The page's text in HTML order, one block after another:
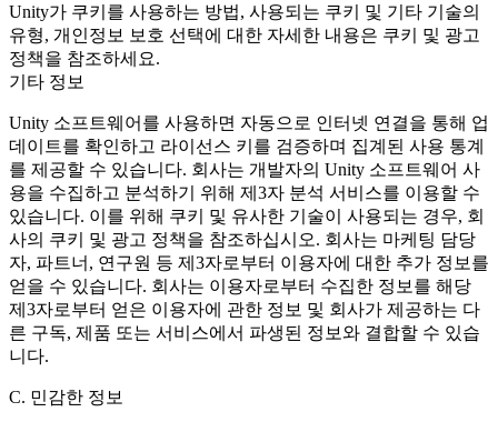
Unity가 쿠키를 사용하는 방법, 사용되는 쿠키 및 기타 기술의
유형, 개인정보 보호 선택에 대한 자세한 내용은 쿠키 및 광고
정책을 참조하세요.
기타 정보
Unity 소프트웨어를 사용하면 자동으로 인터넷 연결을 통해 업
데이트를 확인하고 라이선스 키를 검증하며 집계된 사용 통계
를 제공할 수 있습니다. 회사는 개발자의 Unity 소프트웨어 사
용을 수집하고 분석하기 위해 제3자 분석 서비스를 이용할 수
있습니다. 이를 위해 쿠키 및 유사한 기술이 사용되는 경우, 회
사의 쿠키 및 광고 정책을 참조하십시오. 회사는 마케팅 담당
자, 파트너, 연구원 등 제3자로부터 이용자에 대한 추가 정보를
얻을 수 있습니다. 회사는 이용자로부터 수집한 정보를 해당
제3자로부터 얻은 이용자에 관한 정보 및 회사가 제공하는 다
른 구독, 제품 또는 서비스에서 파생된 정보와 결합할 수 있습
니다.
C. 민감한 정보